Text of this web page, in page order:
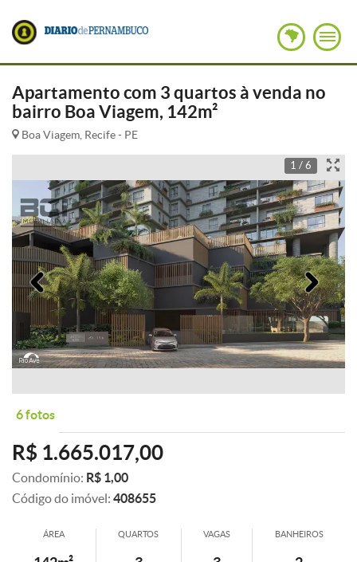
Apartamento com 3 quartos à venda no
bairro Boa Viagem, 142m²
Boa Viagem, Recife - PE
1 / 6
Anterior
6 fotos
R$ 1.665.017,00
Condomínio: R$ 1,00
Código do imóvel: 408655
ÁREA QUARTOS VAGAS BANHEIROS